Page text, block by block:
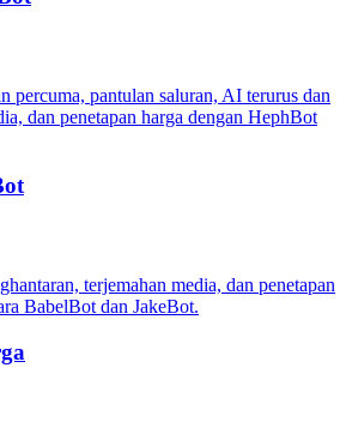
percuma, pantulan saluran, AI terurus dan
dan penetapan harga dengan HephBot
terjemahan media, dan penetapan
BabelBot dan JakeBot.